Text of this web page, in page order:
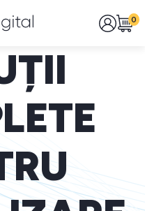
0